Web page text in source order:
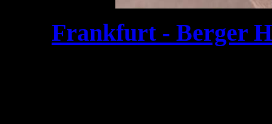
Frankfurt - Berger